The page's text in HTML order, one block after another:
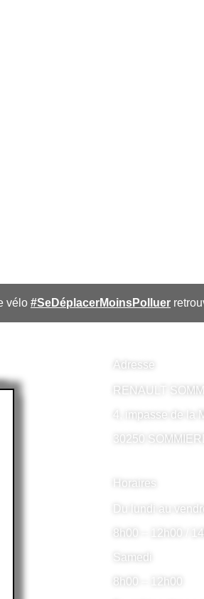
vélo #SeDéplacerMoinsPolluer
Adresse
RENAULT
4, impasse de la
30250
Horaires
Du lundi au
8h00 – 12h00 /
Samedi
8h00 – 12h00